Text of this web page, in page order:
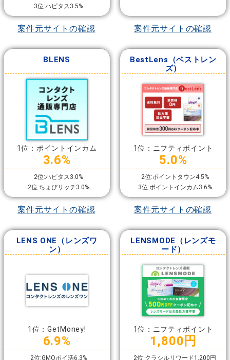
3位:ハピタス3.5%
案件元サイトの確認 案件元サイトの確認
BLENS
1位：ポイントインカム
3.6%
2位:ハピタス3.0%
2位:ちょびリッチ3.0%
案件元サイトの確認
BestLens（ベストレン
ズ）
1位：ニフティポイント
5.0%
2位:ポイントタウン4.5%
3位:ポイントインカム3.6%
案件元サイトの確認
LENS ONE（レンズワ
ン）
1位：GetMoney!
6.9%
2位:GMOポイ活6.3%
LENSMODE（レンズモ
ード）
1位：ニフティポイント
1,800円
2位:クラシルリワード1,200円